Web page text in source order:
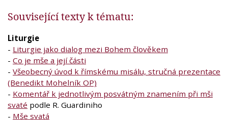
Související texty k tématu:
Liturgie
- Liturgie jako dialog mezi Bohem člověkem
- Co je mše a její části
- Všeobecný úvod k římskému misálu, stručná prezentace
(Benedikt Mohelník OP)
- Komentář k jednotlivým posvátným znamením při mši
svaté podle R. Guardiniho
- Mše svatá